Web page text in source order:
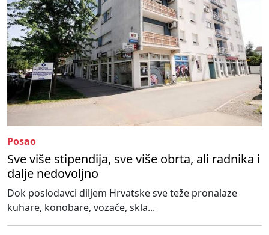
Posao
Sve više stipendija, sve više obrta, ali radnika i
dalje nedovoljno
Dok poslodavci diljem Hrvatske sve teže pronalaze
kuhare, konobare, vozače, skla...